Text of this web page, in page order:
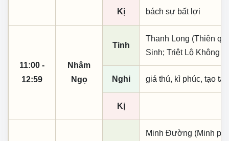
Kị bách sự bất lợi
11:00 -
12:59
Nhâm
Ngọ
Tinh
Thanh Long (Thiên
Sinh; Triệt Lộ Không
Nghi giá thú, kì phúc, tạo
Kị
Minh Đường (Minh